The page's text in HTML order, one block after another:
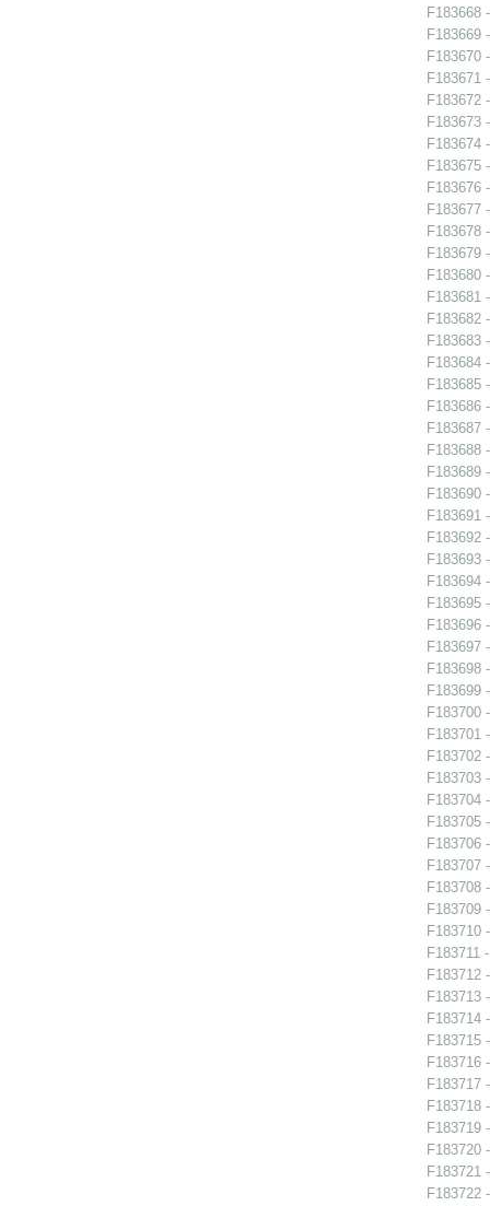
F183668
F183669
F183670
F183671
F183672
F183673
F183674
F183675
F183676
F183677
F183678
F183679
F183680
F183681
F183682
F183683
F183684
F183685
F183686
F183687
F183688
F183689
F183690
F183691
F183692
F183693
F183694
F183695
F183696
F183697
F183698
F183699
F183700
F183701
F183702
F183703
F183704
F183705
F183706
F183707
F183708
F183709
F183710
F183711
F183712
F183713
F183714
F183715
F183716
F183717
F183718
F183719
F183720
F183721
F183722